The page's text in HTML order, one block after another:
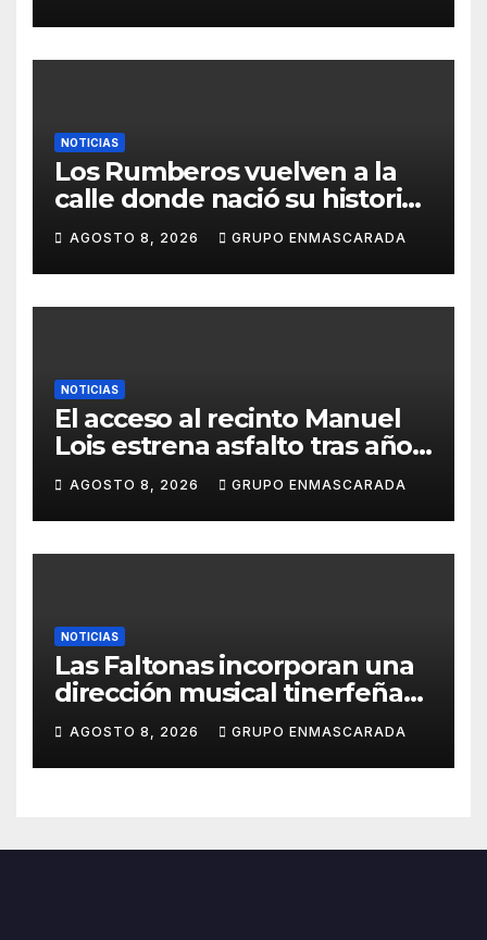
NOTICIAS
Los Rumberos vuelven a la
calle donde nació su historia:
51 años después, el mismo
barrio, el mismo orgullo
AGOSTO 8, 2026 GRUPO ENMASCARADA
NOTICIAS
El acceso al recinto Manuel
Lois estrena asfalto tras años
de espera
AGOSTO 8, 2026 GRUPO ENMASCARADA
NOTICIAS
Las Faltonas incorporan una
dirección musical tinerfeña
para afrontar con ilusión el
Carnaval de Lanzarote
AGOSTO 8, 2026 GRUPO ENMASCARADA